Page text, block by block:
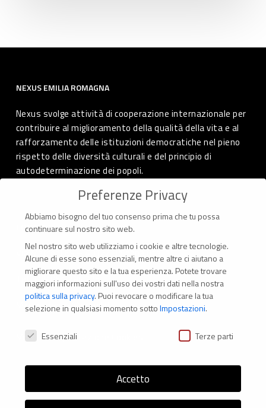
NEXUS EMILIA ROMAGNA
Nexus svolge attività di cooperazione internazionale per
contribuire al miglioramento della qualità della vita e al
rafforzamento delle istituzioni democratiche nel pieno
rispetto delle diversità culturali e del principio di
autodeterminazione dei popoli.
CONTATTI
Via Marconi 69 – 40122 Bologna (Italia)
Tel. +39 051 294 775
Mail: er.nexus@er.cgil.it
Modifica impostazione Cookies
Preferenze Privacy
Abbiamo bisogno del tuo consenso prima che tu possa
continuare sul nostro sito web.
Nel nostro sito web utilizziamo i cookie e altre tecnologie.
Alcune di esse sono essenziali, mentre altre ci aiutano a
migliorare questo sito e la tua esperienza. Potete trovare
maggiori informazioni sull'uso dei vostri dati nella nostra
politica sulla privacy. Puoi revocare o modificare la tua
selezione in qualsiasi momento sottoImpostazioni.
Preferenze Privacy
Essenziali Terze parti
Accetto